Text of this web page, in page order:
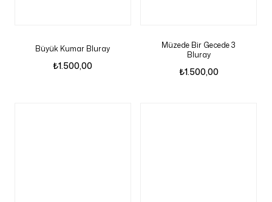
Büyük Kumar Bluray
₺1.500,00
Müzede Bir Gecede 3
Bluray
₺1.500,00